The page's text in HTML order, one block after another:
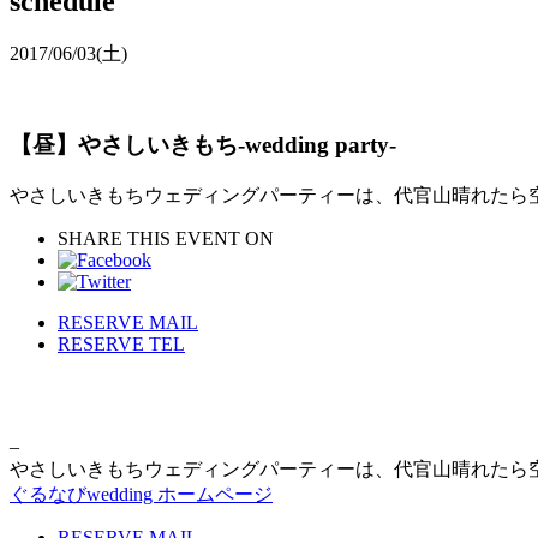
2017/06/03(土)
【昼】やさしいきもち-wedding party-
やさしいきもちウェディングパーティーは、代官山晴れた
SHARE THIS EVENT ON
RESERVE MAIL
RESERVE TEL
–
やさしいきもちウェディングパーティーは、代官山晴れた
ぐるなびwedding ホームページ